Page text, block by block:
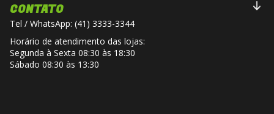
CONTATO
Tel / WhatsApp: (41) 3333-3344
Horário de atendimento das lojas:
Segunda à Sexta 08:30 às 18:30
Sábado 08:30 às 13:30